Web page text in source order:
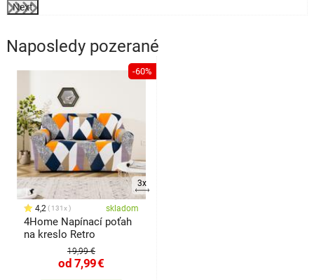
Next
Naposledy pozerané
-60%
3x
4,2 131x skladom
4Home Napínací poťah
na kreslo Retro
19,99 €
od 7,99€